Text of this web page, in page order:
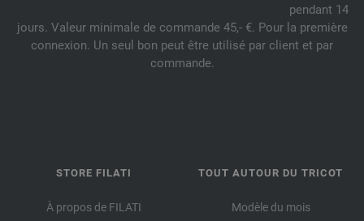
pendant 14
jours. Valeur minimale de commande 45,- €. Pour la première
connexion. Un seul bon peut être utilisé par client et par
commande.
STORE FILATI
À propos de FILATI
TOUT AUTOUR DU TRICOT
Modèle du mois